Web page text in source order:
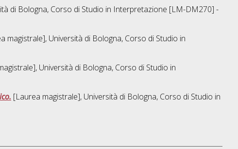
di Bologna, Corso di Studio in Interpretazione [LM-DM270] -
magistrale], Università di Bologna, Corso di Studio in
Università di Bologna, Corso di Studio in
[Laurea magistrale], Università di Bologna, Corso di Studio in